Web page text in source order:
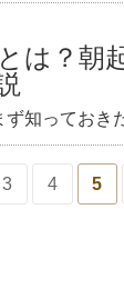
は？朝
ず知ってお
3 4 5